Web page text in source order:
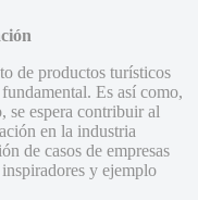
de productos turísticos
Es así como,
se espera contribuir al
en la industria
de casos de empresas
y ejemplo